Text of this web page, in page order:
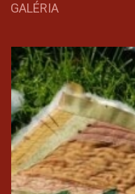
GALÉRIA